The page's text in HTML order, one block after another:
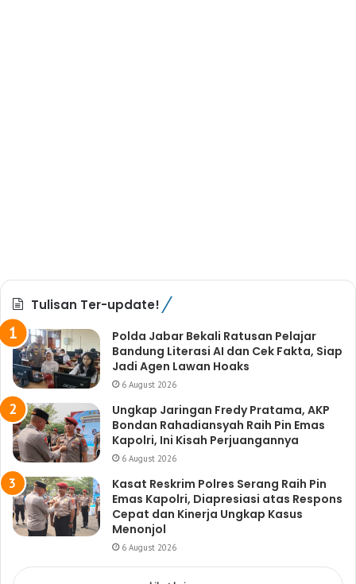
Tulisan Ter-update!
Polda Jabar Bekali Ratusan Pelajar
Bandung Literasi AI dan Cek Fakta, Siap
Jadi Agen Lawan Hoaks
6 August 2026
Ungkap Jaringan Fredy Pratama, AKP
Bondan Rahadiansyah Raih Pin Emas
Kapolri, Ini Kisah Perjuangannya
6 August 2026
Kasat Reskrim Polres Serang Raih Pin
Emas Kapolri, Diapresiasi atas Respons
Cepat dan Kinerja Ungkap Kasus
Menonjol
6 August 2026